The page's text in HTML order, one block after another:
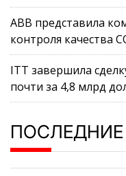
ABB представила
контроля качества
ITT завершила
почти за 4,8 млрд